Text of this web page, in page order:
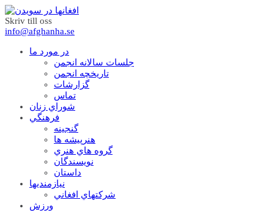
Skriv till oss
info@afghanha.se
در مورد ما
جلسات سالانه انجمن
تاریخچه انجمن
گزارشات
تماس
شوراي زنان
فرهنگي
گنجينه
هنرپيشه ها
گروه هاي هنري
نويسندگان
داستان
نيازمنديها
شرکتهاي افغاني
ورزش